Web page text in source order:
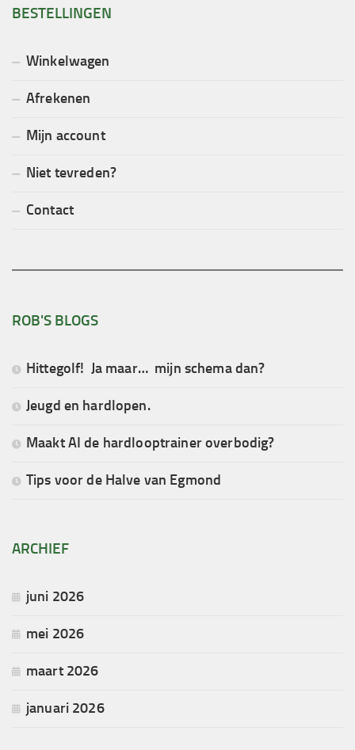
BESTELLINGEN
Winkelwagen
Afrekenen
Mijn account
Niet tevreden?
Contact
ROB'S BLOGS
Hittegolf! Ja maar… mijn schema dan?
Jeugd en hardlopen.
Maakt AI de hardlooptrainer overbodig?
Tips voor de Halve van Egmond
ARCHIEF
juni 2026
mei 2026
maart 2026
januari 2026